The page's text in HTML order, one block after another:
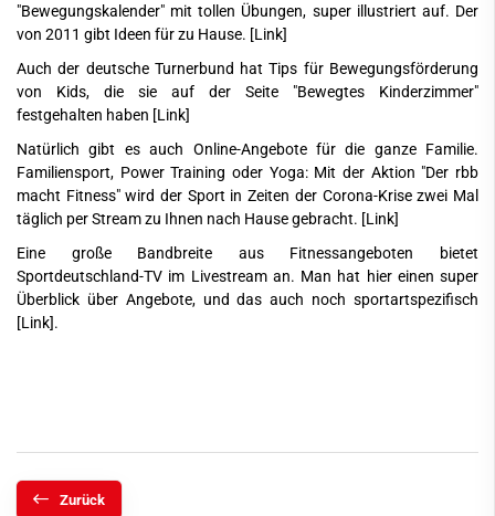
"Bewegungskalender" mit tollen Übungen, super illustriert auf. Der
von 2011 gibt Ideen für zu Hause. [Link]
Auch der deutsche Turnerbund hat Tips für Bewegungsförderung
von Kids, die sie auf der Seite "Bewegtes Kinderzimmer"
festgehalten haben [Link]
Natürlich gibt es auch Online-Angebote für die ganze Familie.
Familiensport, Power Training oder Yoga: Mit der Aktion "Der rbb
macht Fitness" wird der Sport in Zeiten der Corona-Krise zwei Mal
täglich per Stream zu Ihnen nach Hause gebracht. [Link]
Eine große Bandbreite aus Fitnessangeboten bietet
Sportdeutschland-TV im Livestream an. Man hat hier einen super
Überblick über Angebote, und das auch noch sportartspezifisch
[Link].
Zurück